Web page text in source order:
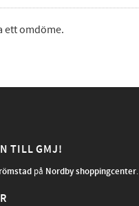
ett omdöme.
TILL GMJ!
på Nordby shoppingcenter.